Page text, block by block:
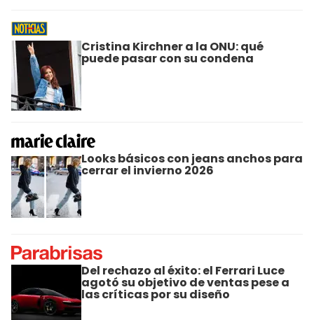
Cristina Kirchner a la ONU: qué
puede pasar con su condena
Looks básicos con jeans anchos para
cerrar el invierno 2026
Del rechazo al éxito: el Ferrari Luce
agotó su objetivo de ventas pese a
las críticas por su diseño